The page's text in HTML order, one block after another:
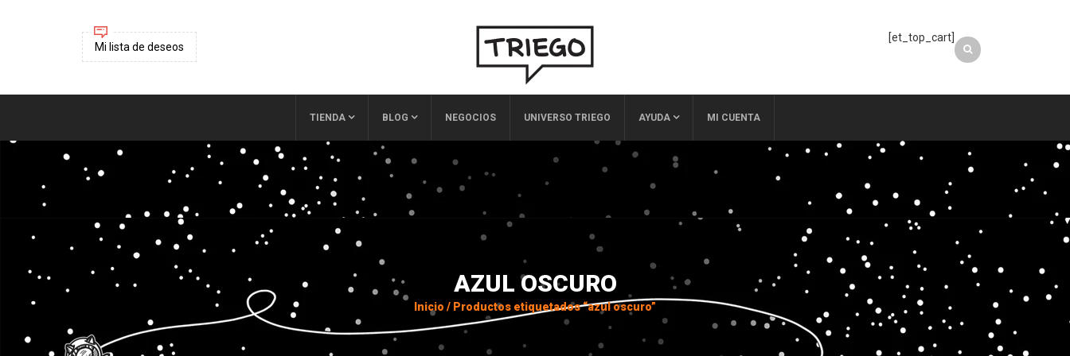
Mi lista de deseos
[et_top_cart]
TIENDA BLOG NEGOCIOS UNIVERSO TRIEGO AYUDA MI CUENTA
AZUL OSCURO
Inicio / Productos etiquetados “azul oscuro”